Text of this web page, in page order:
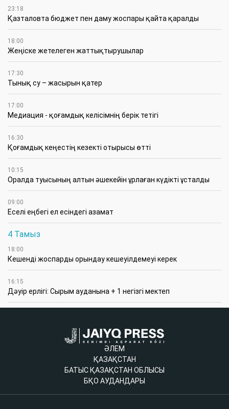
23:18
Қазталовта бюджет пен даму жоспары қайта қаралды
18:00
Жеңіске жетелеген жаттықтырушылар
17:30
Тынық су – жасырын қатер
17:00
Медиация - қоғамдық келісімнің берік тетігі
16:30
Қоғамдық кеңестің кезекті отырысы өтті
10:15
Оралда туысының алтын әшекейін ұрлаған күдікті ұсталды
09:00
Еселі еңбегі ел есіндегі азамат
4 Тамыз
18:00
Кешенді жоспарды орындау кешеуілдемеуі керек
16:15
Дәуір ерлігі: Сырым ауданына + 1 негізгі мектеп
ӘЛЕМ
ҚАЗАҚСТАН
БАТЫС ҚАЗАҚСТАН ОБЛЫСЫ
БҚО АУДАНДАРЫ